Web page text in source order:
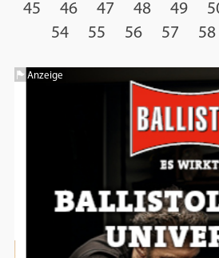
45
46 47 48 49
54
55 56 57 58
Anzeige